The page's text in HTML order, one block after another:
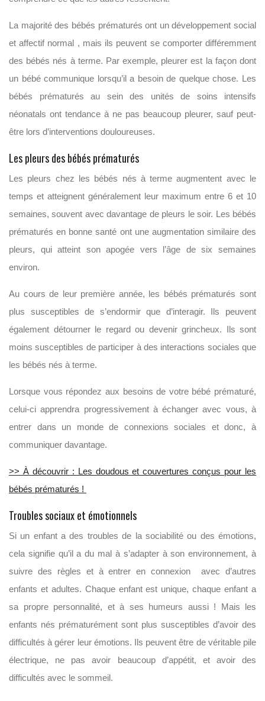
La majorité des bébés prématurés ont un développement social
et affectif normal , mais ils peuvent se comporter différemment
des bébés nés à terme. Par exemple, pleurer est la façon dont
un bébé communique lorsqu’il a besoin de quelque chose. Les
bébés prématurés au sein des unités de soins intensifs
néonatals ont tendance à ne pas beaucoup pleurer, sauf peut-
être lors d’interventions douloureuses.
Les pleurs des bébés prématurés
Les pleurs chez les bébés nés à terme augmentent avec le
temps et atteignent généralement leur maximum entre 6 et 10
semaines, souvent avec davantage de pleurs le soir. Les bébés
prématurés en bonne santé ont une augmentation similaire des
pleurs, qui atteint son apogée vers l’âge de six semaines
environ.
Au cours de leur première année, les bébés prématurés sont
plus susceptibles de s’endormir que d’interagir. Ils peuvent
également détourner le regard ou devenir grincheux. Ils sont
moins susceptibles de participer à des interactions sociales que
les bébés nés à terme.
Lorsque vous répondez aux besoins de votre bébé prématuré,
celui-ci apprendra progressivement à échanger avec vous, à
entrer dans un monde de connexions sociales et donc, à
communiquer davantage.
>> À découvrir : Les doudous et couvertures conçus pour les
bébés prématurés !
Troubles sociaux et émotionnels
Si un enfant a des troubles de la sociabilité ou des émotions,
cela signifie qu’il a du mal à s’adapter à son environnement, à
suivre des règles et à entrer en connexion avec d’autres
enfants et adultes. Chaque enfant est unique, chaque enfant a
sa propre personnalité, et à ses humeurs aussi ! Mais les
enfants nés prématurément sont plus susceptibles d’avoir des
difficultés à gérer leur émotions. Ils peuvent être de véritable pile
électrique, ne pas avoir beaucoup d’appétit, et avoir des
difficultés avec le sommeil.